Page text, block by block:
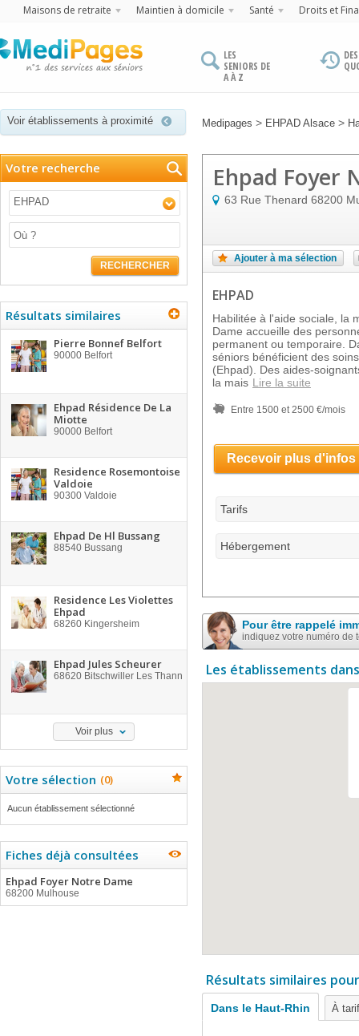
Maisons de retraite Maintien à domicile Santé Droits et
LES
SENIORS DE
A À Z
Voir établissements à proximité Medipages > EHPAD Alsace >
Votre recherche
EHPAD
RECHERCHER
Résultats similaires
Pierre Bonnef Belfort
90000 Belfort
Ehpad Résidence De La
Miotte
90000 Belfort
Residence Rosemontoise
Valdoie
90300 Valdoie
Ehpad De Hl Bussang
88540 Bussang
Residence Les Violettes
Ehpad
68260 Kingersheim
Ehpad Jules Scheurer
68620 Bitschwiller Les Thann
Voir plus
Votre sélection (0)
Aucun établissement sélectionné
Fiches déjà consultées
Ehpad Foyer Notre Dame
68200 Mulhouse
Ehpad Foyer
63 Rue Thenard 68200
Ajouter à ma sélection
EHPAD
Habilitée à l'aide sociale, la
Dame accueille des
permanent ou temporaire.
séniors bénéficient des
(Ehpad). Des aides-
la mais Lire la suite
Entre 1500 et 2500 €/mois
Recevoir plus d'infos
Tarifs
Hébergement
Pour être rappelé
indiquez votre numéro de
Les établissements
Résultats similaires
Dans le Haut-Rhin À